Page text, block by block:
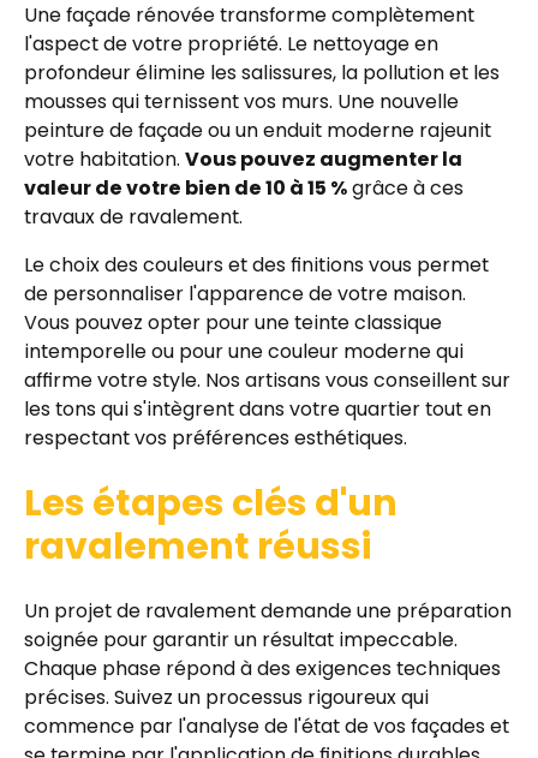
Une façade rénovée transforme complètement
l'aspect de votre propriété. Le nettoyage en
profondeur élimine les salissures, la pollution et les
mousses qui ternissent vos murs. Une nouvelle
peinture de façade ou un enduit moderne rajeunit
votre habitation. Vous pouvez augmenter la
valeur de votre bien de 10 à 15 %grâce à ces
travaux de ravalement.
Le choix des couleurs et des finitions vous permet
de personnaliser l'apparence de votre maison.
Vous pouvez opter pour une teinte classique
intemporelle ou pour une couleur moderne qui
affirme votre style. Nos artisans vous conseillent sur
les tons qui s'intègrent dans votre quartier tout en
respectant vos préférences esthétiques.
Les étapes clés d'un
ravalement réussi
Un projet de ravalement demande une préparation
soignée pour garantir un résultat impeccable.
Chaque phase répond à des exigences techniques
précises. Suivez un processus rigoureux qui
commence par l'analyse de l'état de vos façades et